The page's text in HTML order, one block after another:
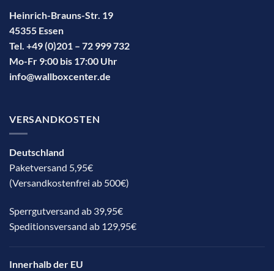
Heinrich-Brauns-Str. 19
45355 Essen
Tel. +49 (0)201 – 72 999 732
Mo-Fr 9:00 bis 17:00 Uhr
info@wallboxcenter.de
VERSANDKOSTEN
Deutschland
Paketversand 5,95€
(Versandkostenfrei ab 500€)
Sperrgutversand ab 39,95€
Speditionsversand ab 129,95€
Innerhalb der EU